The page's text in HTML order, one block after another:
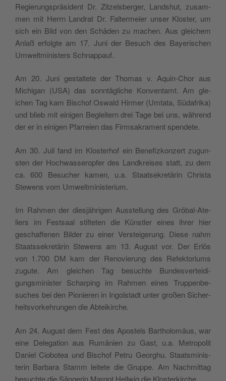
Regierung­spräsi­dent Dr. Zitzels­berg­er, Land­shut, zusam­
men mit Her­rn Lan­drat Dr. Fal­ter­meier unser Kloster, um
sich ein Bild von den Schä­den zu machen. Aus gle­ichem
Anlaß erfol­gte am 17. Juni der Besuch des Bay­erischen
Umwelt­min­is­ters Schnappauf.
Am 20. Juni gestal­tete der Thomas v. Aquin-Chor aus
Michi­gan (USA) das son­ntägliche Kon­ven­tamt. Am gle­
ichen Tag kam Bischof Oswald Hirmer (Umta­ta, Südafri­ka)
und blieb mit eini­gen Begleit­ern drei Tage bei uns, während
der er in eini­gen Pfar­reien das Firm­sakra­ment spendete.
Am 30. Juli fand im Kloster­hof ein Bene­fizkonz­ert zugun­
sten der Hochwasseropfer des Land­kreis­es statt, zu dem
ca. 600 Besuch­er kamen, u.a. Staat­sekretärin Christa
Stewens vom Umweltministerium.
Im Rah­men der diesjähri­gen Ausstel­lung des Gröbal-Ate­
liers im Fest­saal stifteten die Kün­stler eines ihrer hier
geschaf­fe­nen Bilder zu ein­er Ver­steigerung. Diese nahm
Staatssekretärin Stewens am 13. August vor. Der Erlös
von 1.700 DM kam der Ren­ovierung des Refek­to­ri­ums
zugute. Am gle­ichen Tag besuchte Bun­desvertei­di­
gungsmin­is­ter Scharp­ing im Rah­men eines Trup­penbe­
such­es bei den Pio­nieren in Ingol­stadt unter großen Sicher­
heitsvorkehrun­gen die Abteikirche.
Am 24. August dem Fest des Apos­tels Bartholomäus, war
eine Del­e­ga­tion aus Rumänien zu Gast, u.a. Met­ro­pol­it
Daniel Ciobotea und Bischof Petru Georghu. Staatsmin­is­
terin Bar­bara Stamm leit­ete die Gruppe. Am Nach­mit­tag
besuchte die Sän­gerin Mar­got Hell­wig die Klosterkirche.